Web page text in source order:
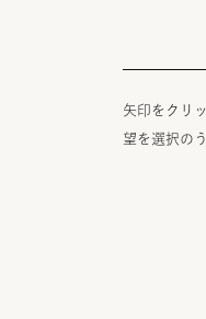
矢印をクリ
望を選択の